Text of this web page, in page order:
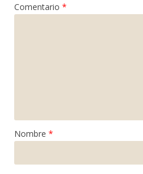
Comentario *
Nombre *